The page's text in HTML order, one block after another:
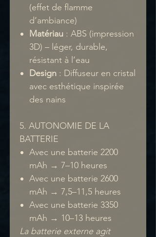
(effet de flamme
d’ambiance)
Matériau : ABS (impression
3D) – léger, durable,
résistant à l’eau
Design : Diffuseur en cristal
avec esthétique inspirée
des nains
5. AUTONOMIE DE LA
BATTERIE
Avec une batterie 2200
mAh → 7–10 heures
Avec une batterie 2600
mAh → 7,5–11,5 heures
Avec une batterie 3350
mAh → 10–13 heures
La batterie externe agit